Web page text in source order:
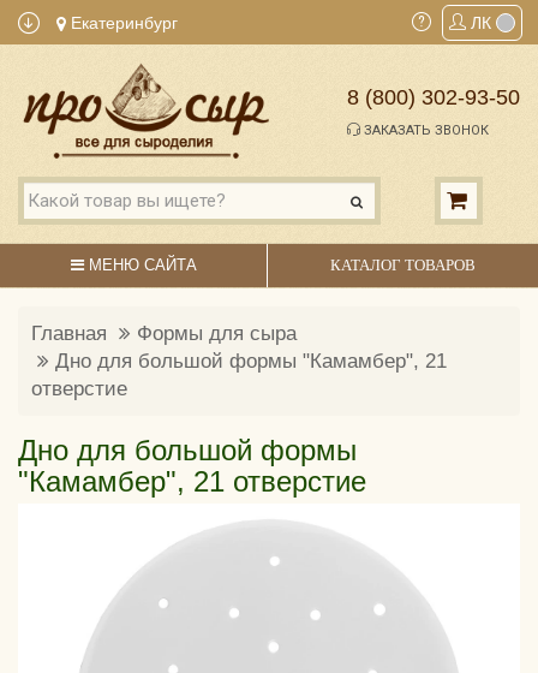
Екатеринбург ЛК
8 (800) 302-93-50
ЗАКАЗАТЬ ЗВОНОК
МЕНЮ САЙТА КАТАЛОГ ТОВАРОВ
Главная
Формы для сыра
Дно для большой формы "Камамбер", 21
отверстие
Дно для большой формы
"Камамбер", 21 отверстие